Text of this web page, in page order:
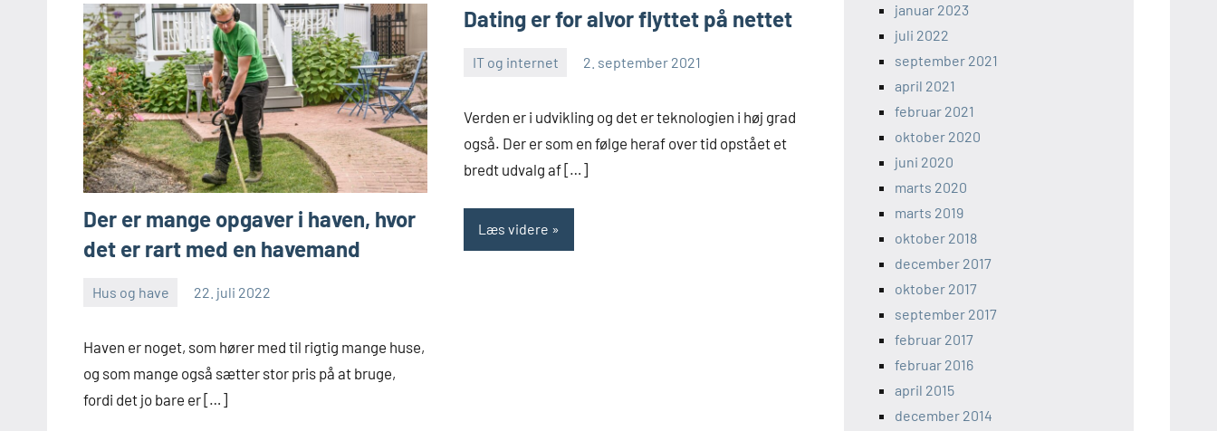
Der er mange opgaver i haven, hvor
det er rart med en havemand
Hus og have 22. juli 2022
Skribenten
Haven er noget, som hører med til rigtig mange huse,
og som mange også sætter stor pris på at bruge,
fordi det jo bare er […]
Dating er for alvor flyttet på nettet
IT og internet 2. september 2021
Skribenten
Ingen
Verden er i udvikling og det er teknologien i høj grad
også. Der er som en følge heraf over tid opstået et
bredt udvalg af […]
Læs videre
januar 2023
juli 2022
september 2021
april 2021
februar 2021
oktober 2020
juni 2020
marts 2020
marts 2019
oktober 2018
december 2017
oktober 2017
september 2017
februar 2017
februar 2016
april 2015
december 2014